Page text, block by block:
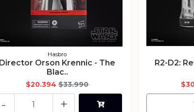
Hasbro
Director Orson Krennic - The
Blac..
$20.394 $33.990
+
-
R2-D2: